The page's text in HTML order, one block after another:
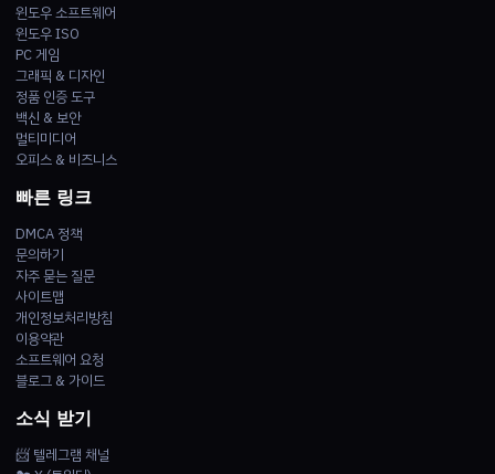
윈도우 소프트웨어
윈도우 ISO
PC 게임
그래픽 & 디자인
정품 인증 도구
백신 & 보안
멀티미디어
오피스 & 비즈니스
빠른 링크
DMCA 정책
문의하기
자주 묻는 질문
사이트맵
개인정보처리방침
이용약관
소프트웨어 요청
블로그 & 가이드
소식 받기
📨 텔레그램 채널